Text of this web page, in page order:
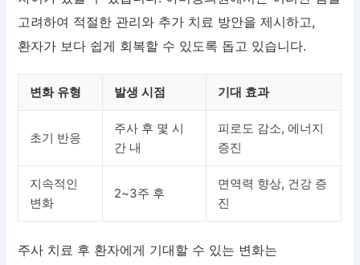
고려하여 적절한 관리와 추가 치료 방안을 제시하고,
환자가 보다 쉽게 회복할 수 있도록 돕고 있습니다.
변화 유형 발생 시점 기대 효과
초기 반응
주사 후 몇 시
간 내
피로도 감소, 에너지
증진
지속적인
변화
2~3주 후
면역력 향상, 건강 증
진
주사 치료 후 환자에게 기대할 수 있는 변화는